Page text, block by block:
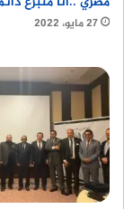
27 مايو، 2022